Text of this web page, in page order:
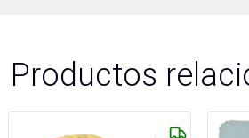
Productos